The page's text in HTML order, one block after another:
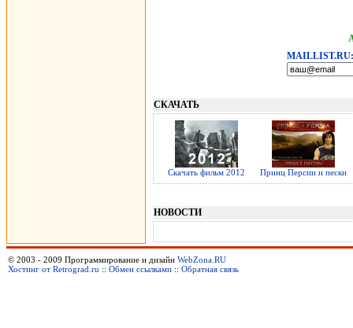
MAILLIST.RU:
СКАЧАТЬ
Скачать фильм 2012 Принц Персии и пески
НОВОСТИ
© 2003 - 2009 Программирование и дизайн WebZona.RU
Хостинг от Retrograd.ru :: Обмен ссылками :: Обратная связь